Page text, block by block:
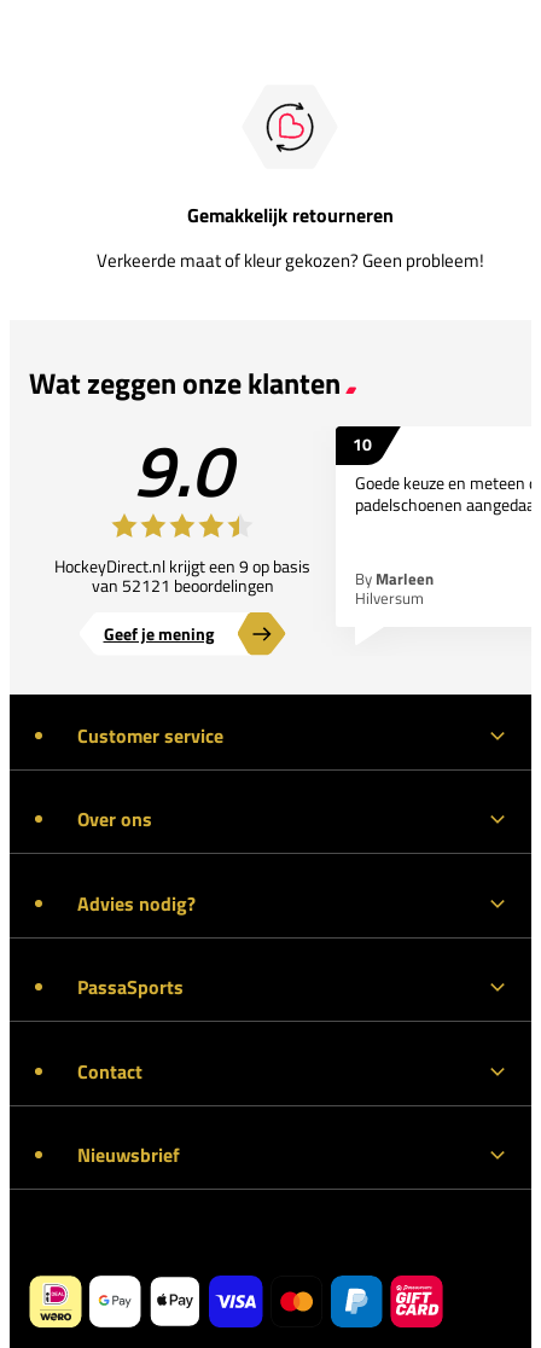
Gemakkelijk retourneren
Verkeerde maat of kleur gekozen? Geen probleem!
Wat zeggen onze klanten
9.0
HockeyDirect.nl krijgt een 9 op basis
van 52121 beoordelingen
Geef je mening
10
Goede keuze en meteen
padelschoenen
By Marleen
Hilversum
Customer service
Over ons
Advies nodig?
PassaSports
Contact
Nieuwsbrief